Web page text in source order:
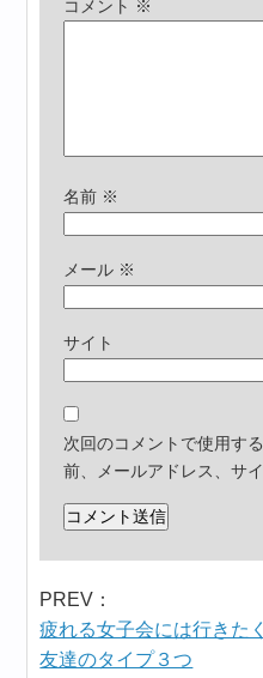
コメント ※
名前 ※
メール ※
サイト
次回のコメントで使用す
前、メールアドレス、サ
PREV：
疲れる女子会には行きた
友達のタイプ３つ